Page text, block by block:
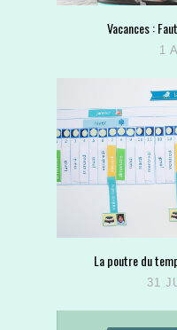
Vacances :
1
La poutre du
31